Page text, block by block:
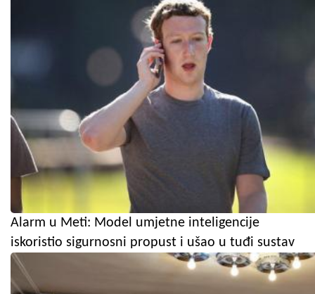
Alarm u Meti: Model umjetne inteligencije
iskoristio sigurnosni propust i ušao u tuđi sustav